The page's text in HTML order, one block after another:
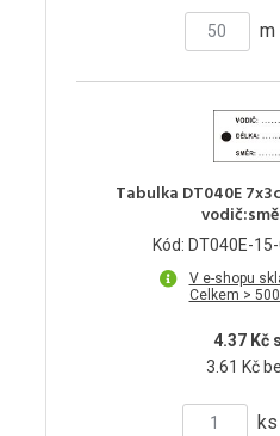
m
Tabulka DT040E
Kód: DT040E-15-
V e-shopu
Celkem >
4.37 Kč
3.61 Kč
ks